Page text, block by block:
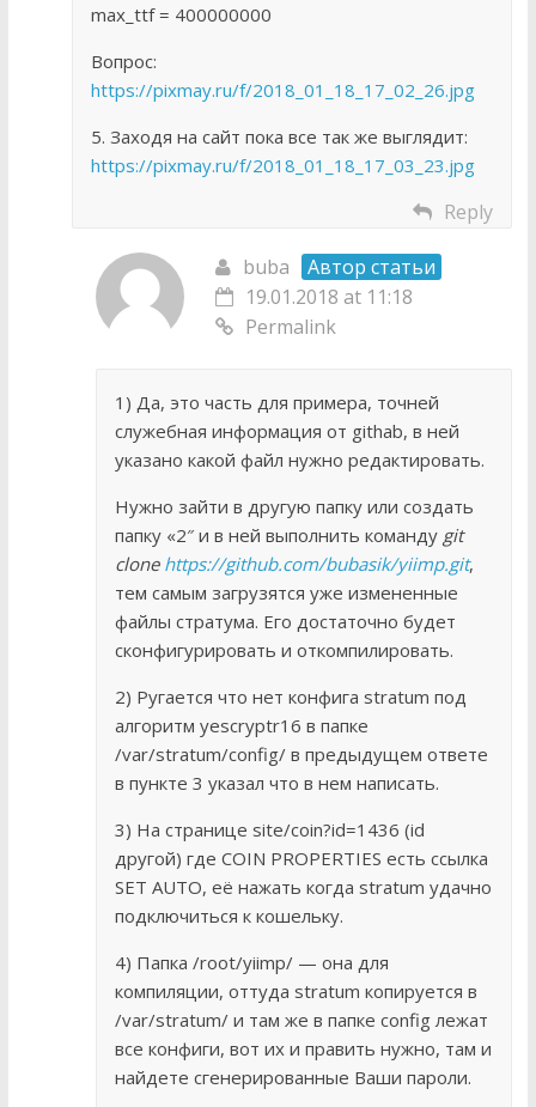
max_ttf = 400000000
Вопрос:
https://pixmay.ru/f/2018_01_18_17_02_26.jpg
5. Заходя на сайт пока все так же выглядит:
https://pixmay.ru/f/2018_01_18_17_03_23.jpg
Reply
buba
Автор статьи
19.01.2018 at 11:18
Permalink
1) Да, это часть для примера, точней
служебная информация от githab, в ней
указано какой файл нужно редактировать.
Нужно зайти в другую папку или создать
папку «2″ и в ней выполнить команду git
clone https://github.com/bubasik/yiimp.git,
тем самым загрузятся уже измененные
файлы стратума. Его достаточно будет
сконфигурировать и откомпилировать.
2) Ругается что нет конфига stratum под
алгоритм yescryptr16 в папке
/var/stratum/config/ в предыдущем ответе
в пункте 3 указал что в нем написать.
3) На странице site/coin?id=1436 (id
другой) где COIN PROPERTIES есть ссылка
SET AUTO, её нажать когда stratum удачно
подключиться к кошельку.
4) Папка /root/yiimp/ — она для
компиляции, оттуда stratum копируется в
/var/stratum/ и там же в папке config лежат
все конфиги, вот их и править нужно, там и
найдете сгенерированные Ваши пароли.